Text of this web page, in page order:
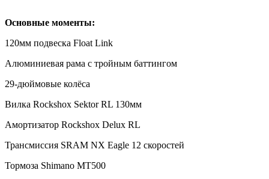
Основные моменты:
120мм подвеска Float Link
Алюминиевая рама с тройным баттингом
29-дюймовые колёса
Вилка Rockshox Sektor RL 130мм
Амортизатор Rockshox Delux RL
Трансмиссия SRAM NX Eagle 12 скоростей
Тормоза Shimano MT500